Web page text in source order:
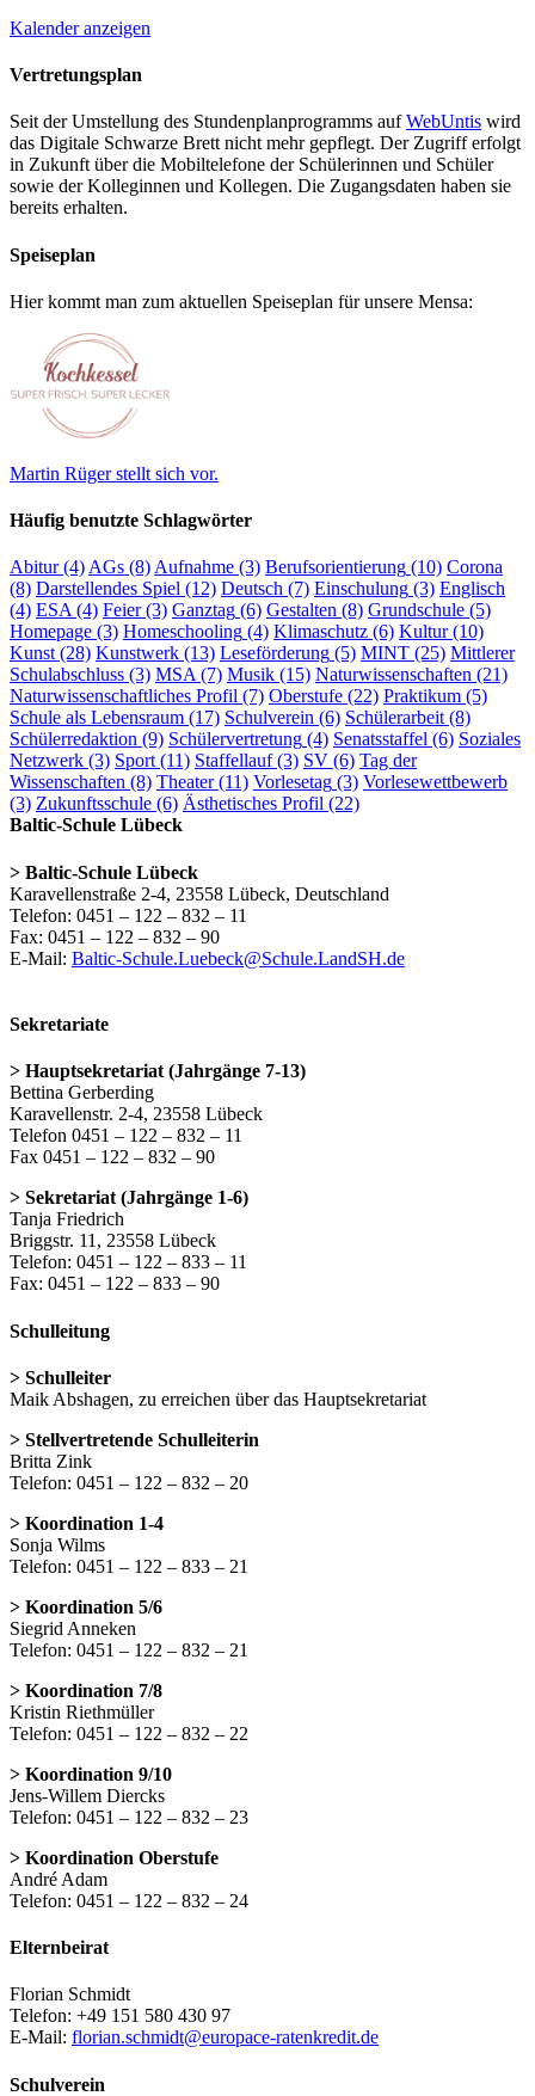
Kalender anzeigen
Vertretungsplan
Seit der Umstellung des Stundenplanprogramms aufWebUntis wird
das Digitale Schwarze Brett nicht mehr gepflegt. Der Zugriff erfolgt
in Zukunft über die Mobiltelefone der Schülerinnen und Schüler
sowie der Kolleginnen und Kollegen. Die Zugangsdaten haben sie
bereits erhalten.
Speiseplan
Hier kommt man zum aktuellen Speiseplan für unsere Mensa:
Martin Rüger stellt sich vor.
Häufig benutzte Schlagwörter
Abitur(4)AGs (8)Aufnahme (3) Berufsorientierung (10) Corona
(8) Darstellendes Spiel (12) Deutsch (7) Einschulung (3) Englisch
(4) ESA(4) Feier(3) Ganztag (6) Gestalten (8) Grundschule (5)
Homepage (3) Homeschooling (4) Klimaschutz (6) Kultur(10)
Kunst(28) Kunstwerk (13) Leseförderung (5) MINT (25) Mittlerer
Schulabschluss (3) MSA(7) Musik (15) Naturwissenschaften (21)
Naturwissenschaftliches Profil (7) Oberstufe (22) Praktikum (5)
Schule als Lebensraum (17) Schulverein (6) Schülerarbeit(8)
Schülerredaktion (9) Schülervertretung (4) Senatsstaffel (6) Soziales
Netzwerk (3) Sport(11) Staffellauf(3) SV (6) Tag der
Wissenschaften (8) Theater(11) Vorlesetag (3) Vorlesewettbewerb
(3) Zukunftsschule (6) Ästhetisches Profil (22)
Baltic-Schule Lübeck
> Baltic-Schule Lübeck
Karavellenstraße 2-4, 23558 Lübeck, Deutschland
Telefon: 0451 – 122 – 832 – 11
Fax: 0451 – 122 – 832 – 90
E-Mail: Baltic-Schule.Luebeck@Schule.LandSH.de
Sekretariate
> Hauptsekretariat (Jahrgänge 7-13)
Bettina Gerberding
Karavellenstr. 2-4, 23558 Lübeck
Telefon 0451 – 122 – 832 – 11
Fax 0451 – 122 – 832 – 90
> Sekretariat (Jahrgänge 1-6)
Tanja Friedrich
Briggstr. 11, 23558 Lübeck
Telefon: 0451 – 122 – 833 – 11
Fax: 0451 – 122 – 833 – 90
Schulleitung
> Schulleiter
Maik Abshagen, zu erreichen über das Hauptsekretariat
> Stellvertretende Schulleiterin
Britta Zink
Telefon: 0451 – 122 – 832 – 20
> Koordination 1-4
Sonja Wilms
Telefon: 0451 – 122 – 833 – 21
> Koordination 5/6
Siegrid Anneken
Telefon: 0451 – 122 – 832 – 21
> Koordination 7/8
Kristin Riethmüller
Telefon: 0451 – 122 – 832 – 22
> Koordination 9/10
Jens-Willem Diercks
Telefon: 0451 – 122 – 832 – 23
> Koordination Oberstufe
André Adam
Telefon: 0451 – 122 – 832 – 24
Elternbeirat
Florian Schmidt
Telefon: +49 151 580 430 97
E-Mail: florian.schmidt@europace-ratenkredit.de
Schulverein